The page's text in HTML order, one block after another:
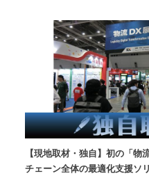
【現地取材・独自】初の「物
チェーン全体の最適化支援ソ